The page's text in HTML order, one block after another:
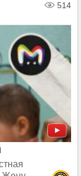
514